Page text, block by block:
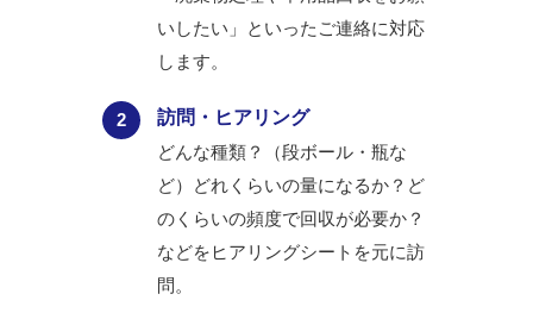
いしたい」といったご連絡に対応
します。
2
訪問・ヒアリング
どんな種類？（段ボール・瓶な
ど）どれくらいの量になるか？ど
のくらいの頻度で回収が必要か？
などをヒアリングシートを元に訪
問。